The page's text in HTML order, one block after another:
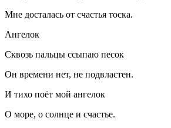
Мне досталась от счастья тоска.
Ангелок
Сквозь пальцы ссыпаю песок
Он времени нет, не подвластен.
И тихо поёт мой ангелок
О море, о солнце и счастье.